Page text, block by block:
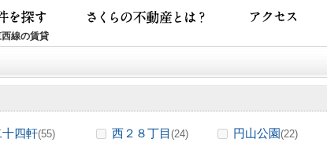
線の賃貸
十四軒(55) 西２８丁目 (24) 円山公園(22)